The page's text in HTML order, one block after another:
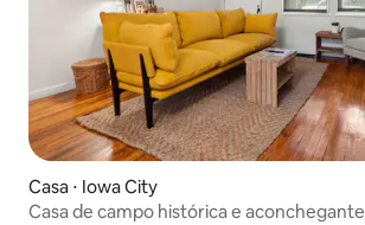
Casa ⋅ Iowa City
Casa de campo histórica e aconchegante